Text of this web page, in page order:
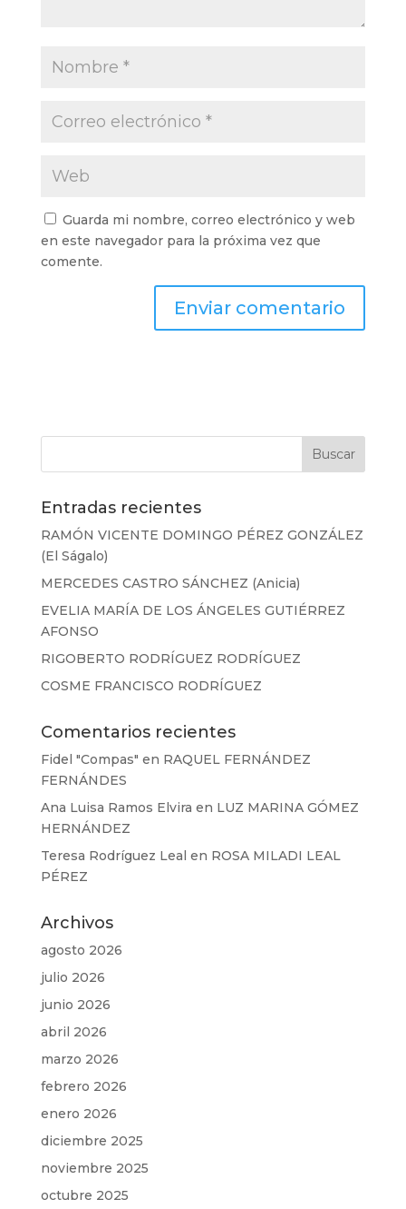
Guarda mi nombre, correo electrónico y web
en este navegador para la próxima vez que
comente.
Entradas recientes
RAMÓN VICENTE DOMINGO PÉREZ GONZÁLEZ
(El Ságalo)
MERCEDES CASTRO SÁNCHEZ (Anicia)
EVELIA MARÍA DE LOS ÁNGELES GUTIÉRREZ
AFONSO
RIGOBERTO RODRÍGUEZ RODRÍGUEZ
COSME FRANCISCO RODRÍGUEZ
Comentarios recientes
Fidel "Compas" en RAQUEL FERNÁNDEZ
FERNÁNDES
Ana Luisa Ramos Elvira en LUZ MARINA GÓMEZ
HERNÁNDEZ
Teresa Rodríguez Leal en ROSA MILADI LEAL
PÉREZ
Archivos
agosto 2026
julio 2026
junio 2026
abril 2026
marzo 2026
febrero 2026
enero 2026
diciembre 2025
noviembre 2025
octubre 2025